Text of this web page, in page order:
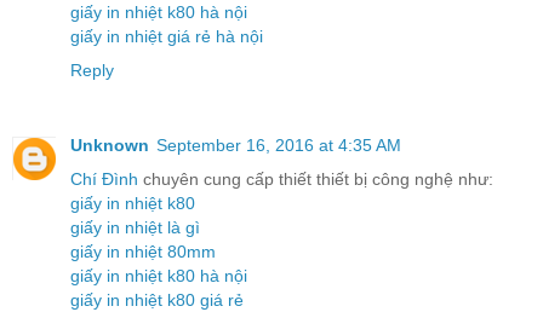
giấy in nhiệt k80 hà nội
giấy in nhiệt giá rẻ hà nội
Reply
Unknown September 16, 2016 at 4:35 AM
Chí Đình chuyên cung cấp thiết thiết bị công nghệ như:
giấy in nhiệt k80
giấy in nhiệt là gì
giấy in nhiệt 80mm
giấy in nhiệt k80 hà nội
giấy in nhiệt k80 giá rẻ